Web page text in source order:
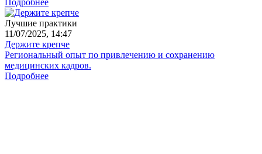
Лучшие практики
11/07/2025, 14:47
Держите крепче
Региональный опыт по привлечению и сохранению
медицинских кадров.
Подробнее